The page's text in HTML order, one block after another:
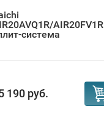
AIR20FV1R
система
190 руб.